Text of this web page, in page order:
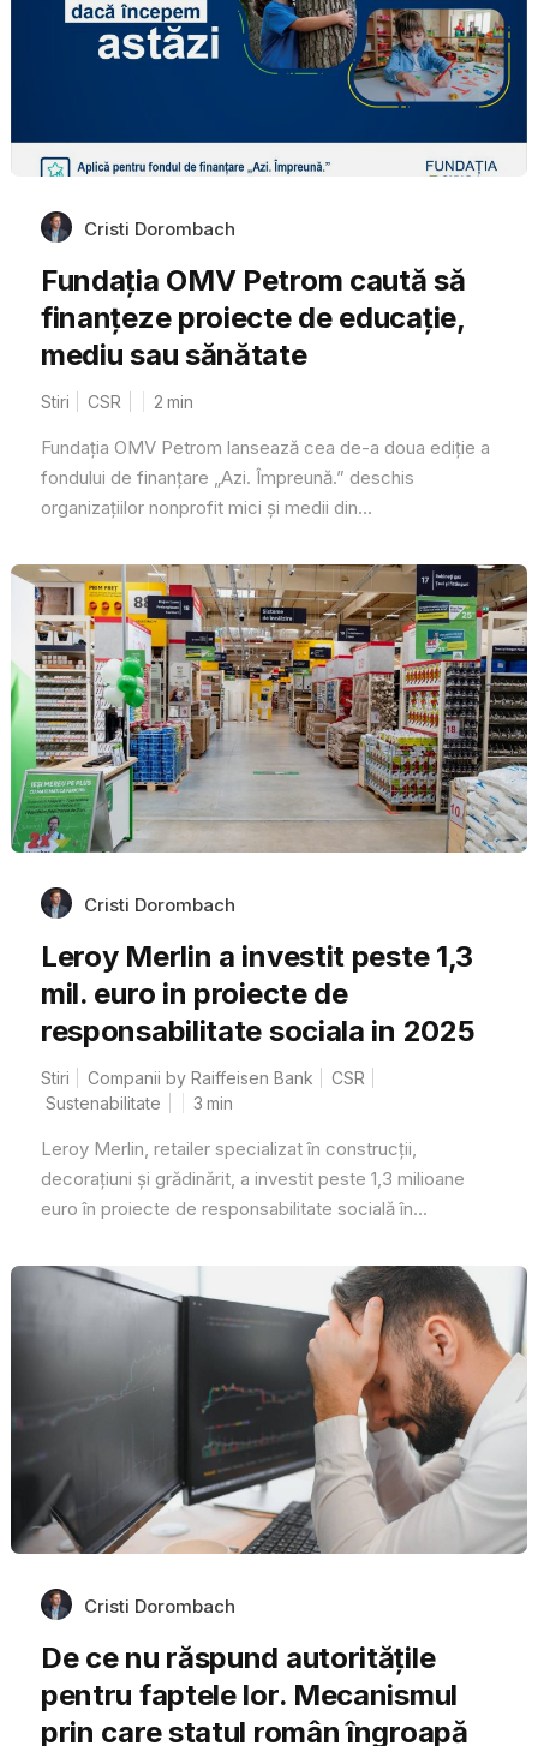
Cristi Dorombach
Fundația OMV Petrom caută să
finanțeze proiecte de educație,
mediu sau sănătate
Stiri CSR 2 min
Fundația OMV Petrom lansează cea de-a doua ediție a
fondului de finanțare „Azi. Împreună.” deschis
organizațiilor nonprofit mici și medii din...
Cristi Dorombach
Leroy Merlin a investit peste 1,3
mil. euro in proiecte de
responsabilitate sociala in 2025
Stiri Companii by Raiffeisen Bank
CSR
Sustenabilitate
3 min
Leroy Merlin, retailer specializat în construcții,
decorațiuni și grădinărit, a investit peste 1,3 milioane
euro în proiecte de responsabilitate socială în...
Cristi Dorombach
De ce nu răspund autoritățile
pentru faptele lor. Mecanismul
prin care statul român îngroapă